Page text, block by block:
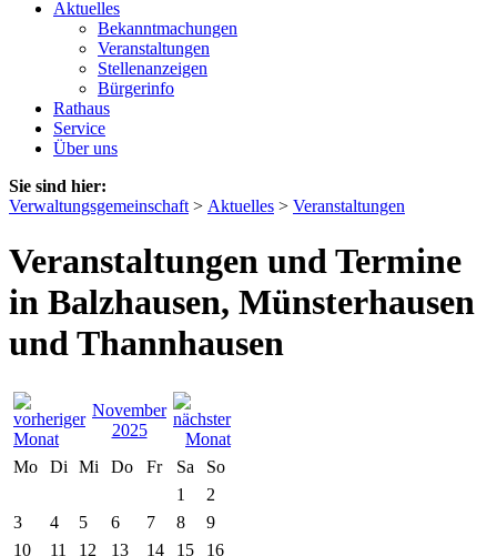
Aktuelles
Bekanntmachungen
Veranstaltungen
Stellenanzeigen
Bürgerinfo
Rathaus
Service
Über uns
Sie sind hier:
Verwaltungsgemeinschaft > Aktuelles > Veranstaltungen
Veranstaltungen und Termine
in Balzhausen, Münsterhausen
und Thannhausen
November
2025
Mo
Di Mi Do Fr Sa
So
1
2
3
4 5 6 7 8
9
10
11 12 13 14 15
16